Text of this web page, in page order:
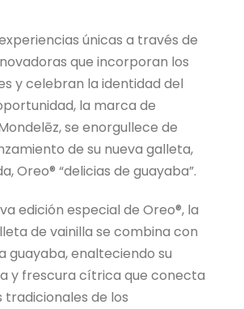
únicas a través de
que incorporan los
y celebran la identidad del
la marca de
se enorgullece de
de su nueva galleta,
Oreo® “delicias de guayaba”.
edición especial de Oreo®, la
de vainilla se combina con
guayaba, enalteciendo su
y frescura cítrica que conecta
tradicionales de los